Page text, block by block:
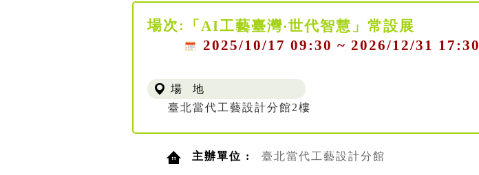
場次:
「AI工藝臺灣‧世代智慧」常設展
2025/10/17 09:30 ~ 2026/12/31 17:30
場 地
臺北當代工藝設計分館2樓
主辦單位 : 臺北當代工藝設計分館